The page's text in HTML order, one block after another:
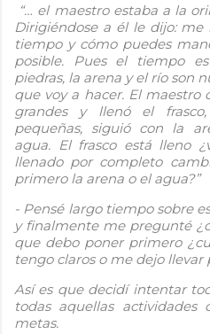
“… el maestro estaba a la
Dirigiéndose a él le dijo:
tiempo y cómo puedes
posible. Pues el tiempo
piedras, la arena y el río son
que voy a hacer. El maestro
grandes y llenó el
pequeñas, siguió con la
agua. El frasco está lleno
llenado por completo
primero la arena o el agua?”
- Pensé largo tiempo sobre
y finalmente me pregunté
que debo poner primero
tengo claros o me dejo llevar
Así es que decidí intentar
todas aquellas
metas.